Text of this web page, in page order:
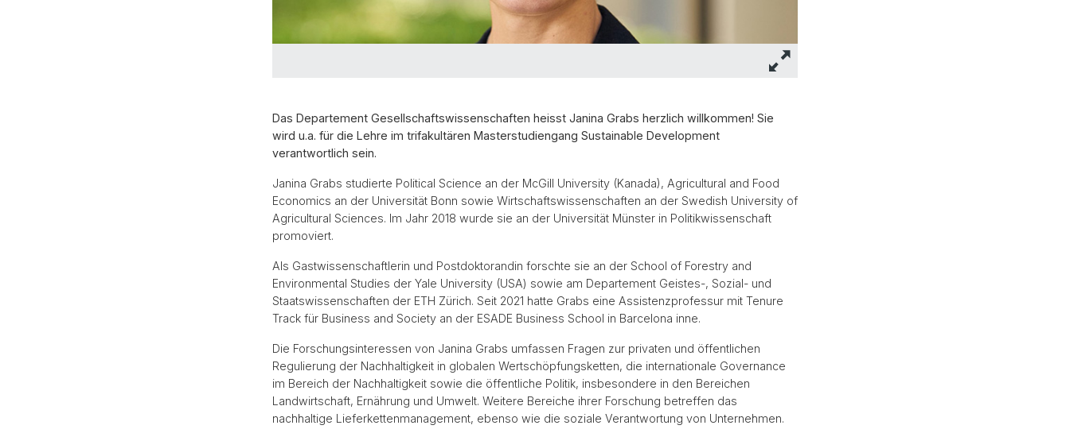
Das Departement Gesellschaftswissenschaften heisst Janina Grabs herzlich willkommen! Sie
wird u.a. für die Lehre im trifakultären Masterstudiengang Sustainable Development
verantwortlich sein.
Janina Grabs studierte Political Science an der McGill University (Kanada), Agricultural and Food
Economics an der Universität Bonn sowie Wirtschaftswissenschaften an der Swedish University of
Agricultural Sciences. Im Jahr 2018 wurde sie an der Universität Münster in Politikwissenschaft
promoviert.
Als Gastwissenschaftlerin und Postdoktorandin forschte sie an der School of Forestry and
Environmental Studies der Yale University (USA) sowie am Departement Geistes-, Sozial- und
Staatswissenschaften der ETH Zürich. Seit 2021 hatte Grabs eine Assistenzprofessur mit Tenure
Track für Business and Society an der ESADE Business School in Barcelona inne.
Die Forschungsinteressen von Janina Grabs umfassen Fragen zur privaten und öffentlichen
Regulierung der Nachhaltigkeit in globalen Wertschöpfungsketten, die internationale Governance
im Bereich der Nachhaltigkeit sowie die öffentliche Politik, insbesondere in den Bereichen
Landwirtschaft, Ernährung und Umwelt. Weitere Bereiche ihrer Forschung betreffen das
nachhaltige Lieferkettenmanagement, ebenso wie die soziale Verantwortung von Unternehmen.